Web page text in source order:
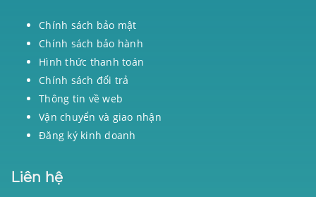
Chính sách bảo mật
Chính sách bảo hành
Hình thức thanh toán
Chính sách đổi trả
Thông tin về web
Vận chuyển và giao nhận
Đăng ký kinh doanh
Liên hệ